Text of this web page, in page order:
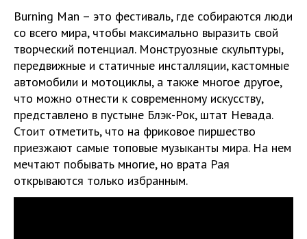
Burning Man – это фестиваль, где собираются люди
со всего мира, чтобы максимально выразить свой
творческий потенциал. Монструозные скульптуры,
передвижные и статичные инсталляции, кастомные
автомобили и мотоциклы, а также многое другое,
что можно отнести к современному искусству,
представлено в пустыне Блэк-Рок, штат Невада.
Стоит отметить, что на фриковое пиршество
приезжают самые топовые музыканты мира. На нем
мечтают побывать многие, но врата Рая
открываются только избранным.